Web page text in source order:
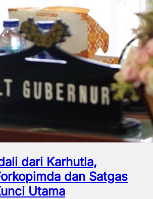
dari Karhutla,
dan Satgas
Utama